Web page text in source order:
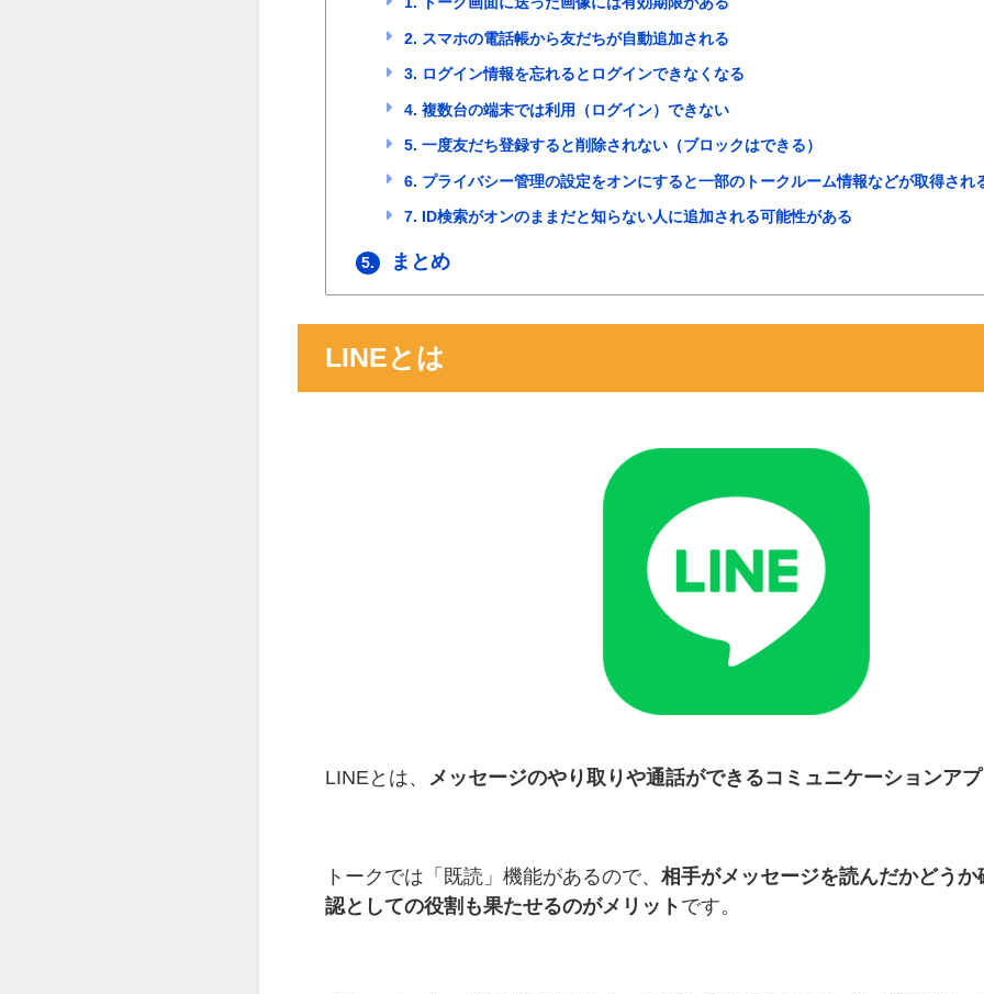
2. スマホの電話帳から友だちが自動追加される
3. ログイン情報を忘れるとログインできなくなる
4. 複数台の端末では利用（ログイン）できない
5. 一度友だち登録すると削除されない（ブロックはできる）
6. プライバシー管理の設定をオンにすると一部のトークルーム情報などが取得され
7. ID検索がオンのままだと知らない人に追加される可能性がある
5. まとめ
LINEとは
LINEとは、 メッセージのやり取りや通話ができるコミュニケーションア
トークでは「既読」機能があるので、 相手がメッセージを読んだかどう
認としての役割も果たせるのがメリット です。